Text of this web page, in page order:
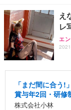
え
レ
エ
「まだ間に合う
賞与年2回・研修
株式会社小林